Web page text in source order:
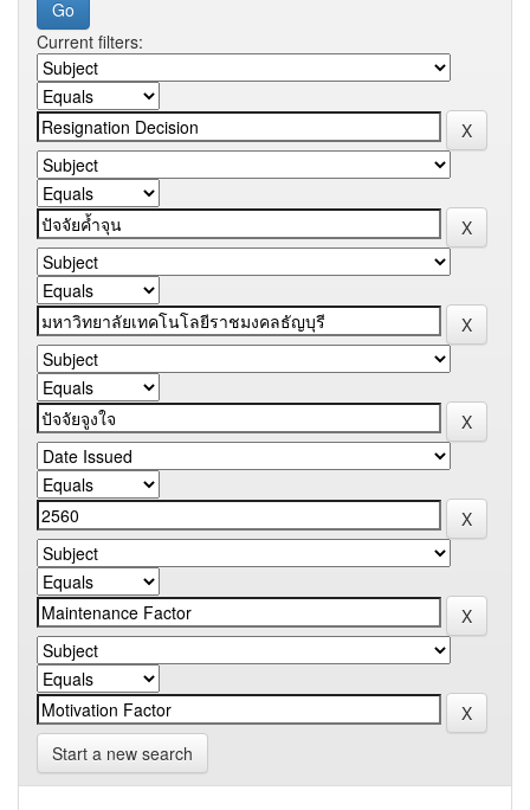
Current filters:
Start a new search